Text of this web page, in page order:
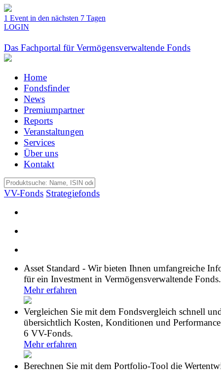
1 Event in den nächsten 7 Tagen
LOGIN
Das Fachportal für Vermögensverwaltende Fonds
Home
Fondsfinder
News
Premiumpartner
Reports
Veranstaltungen
Services
Über uns
Kontakt
VV-Fonds Strategiefonds
Asset Standard - Wir bieten Ihnen umfangreiche
für ein Investment in Vermögensverwaltende Fonds.
Mehr erfahren
Vergleichen Sie mit dem Fondsvergleich schnell
übersichtlich Kosten, Konditionen und
6 VV-Fonds.
Mehr erfahren
Berechnen Sie mit dem Portfolio-Tool die